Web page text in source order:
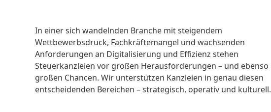
In einer sich wandelnden Branche mit steigendem
Wettbewerbsdruck, Fachkräftemangel und wachsenden
Anforderungen an Digitalisierung und Effizienz stehen
Steuerkanzleien vor großen Herausforderungen – und ebenso
großen Chancen. Wir unterstützen Kanzleien in genau diesen
entscheidenden Bereichen – strategisch, operativ und kulturell.